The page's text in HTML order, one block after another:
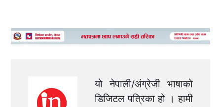
यो नेपाली/अंग्रेजी भाषाको
डिजिटल पत्रिका हो । हामी